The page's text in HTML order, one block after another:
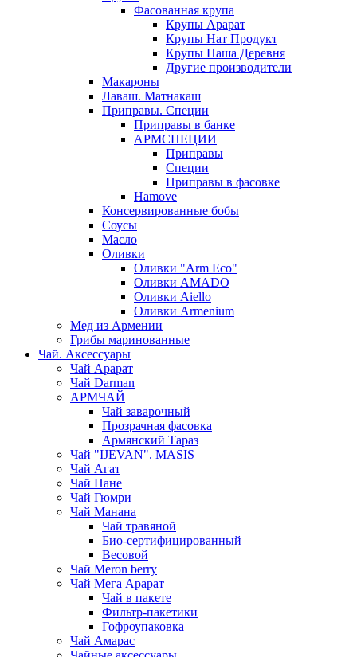
Фасованная крупа
Крупы Арарат
Крупы Нат Продукт
Крупы Наша Деревня
Другие производители
Макароны
Лаваш. Матнакаш
Приправы. Специи
Приправы в банке
АРМСПЕЦИИ
Приправы
Специи
Приправы в фасовке
Hamove
Консервированные бобы
Соусы
Масло
Оливки
Оливки "Arm Eco"
Оливки AMADO
Оливки Aiello
Оливки Armenium
Мед из Армении
Грибы маринованные
Чай. Аксессуары
Чай Арарат
Чай Darman
АРМЧАЙ
Чай заварочный
Прозрачная фасовка
Армянский Тараз
Чай "IJEVAN". MASIS
Чай Агат
Чай Нане
Чай Гюмри
Чай Манана
Чай травяной
Био-сертифицированный
Весовой
Чай Meron berry
Чай Мега Арарат
Чай в пакете
Фильтр-пакетики
Гофроупаковка
Чай Амарас